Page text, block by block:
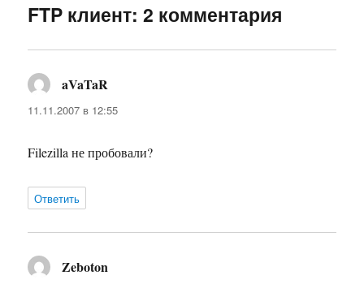
FTP клиент: 2 комментария
aVaTaR
11.11.2007 в 12:55
Filezilla не пробовали?
Ответить
Zeboton